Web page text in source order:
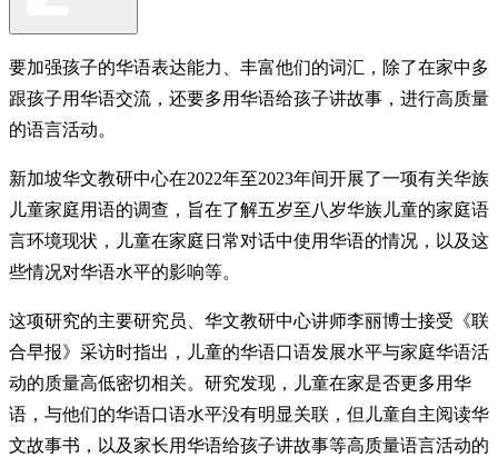
要加强孩子的华语表达能力、丰富他们的词汇，除了在家中多
跟孩子用华语交流，还要多用华语给孩子讲故事，进行高质量
的语言活动。
新加坡华文教研中心在2022年至2023年间开展了一项有关华族
儿童家庭用语的调查，旨在了解五岁至八岁华族儿童的家庭语
言环境现状，儿童在家庭日常对话中使用华语的情况，以及这
些情况对华语水平的影响等。
这项研究的主要研究员、华文教研中心讲师李丽博士接受《联
合早报》采访时指出，儿童的华语口语发展水平与家庭华语活
动的质量高低密切相关。研究发现，儿童在家是否更多用华
语，与他们的华语口语水平没有明显关联，但儿童自主阅读华
文故事书，以及家长用华语给孩子讲故事等高质量语言活动的